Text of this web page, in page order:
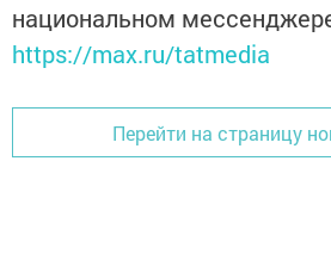
национальном
https://max.ru/tatmedia
Перейти на страницу